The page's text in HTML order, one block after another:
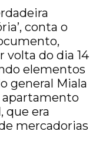
conta o
do dia 14
elementos
general Miala
apartamento
que era
mercadorias